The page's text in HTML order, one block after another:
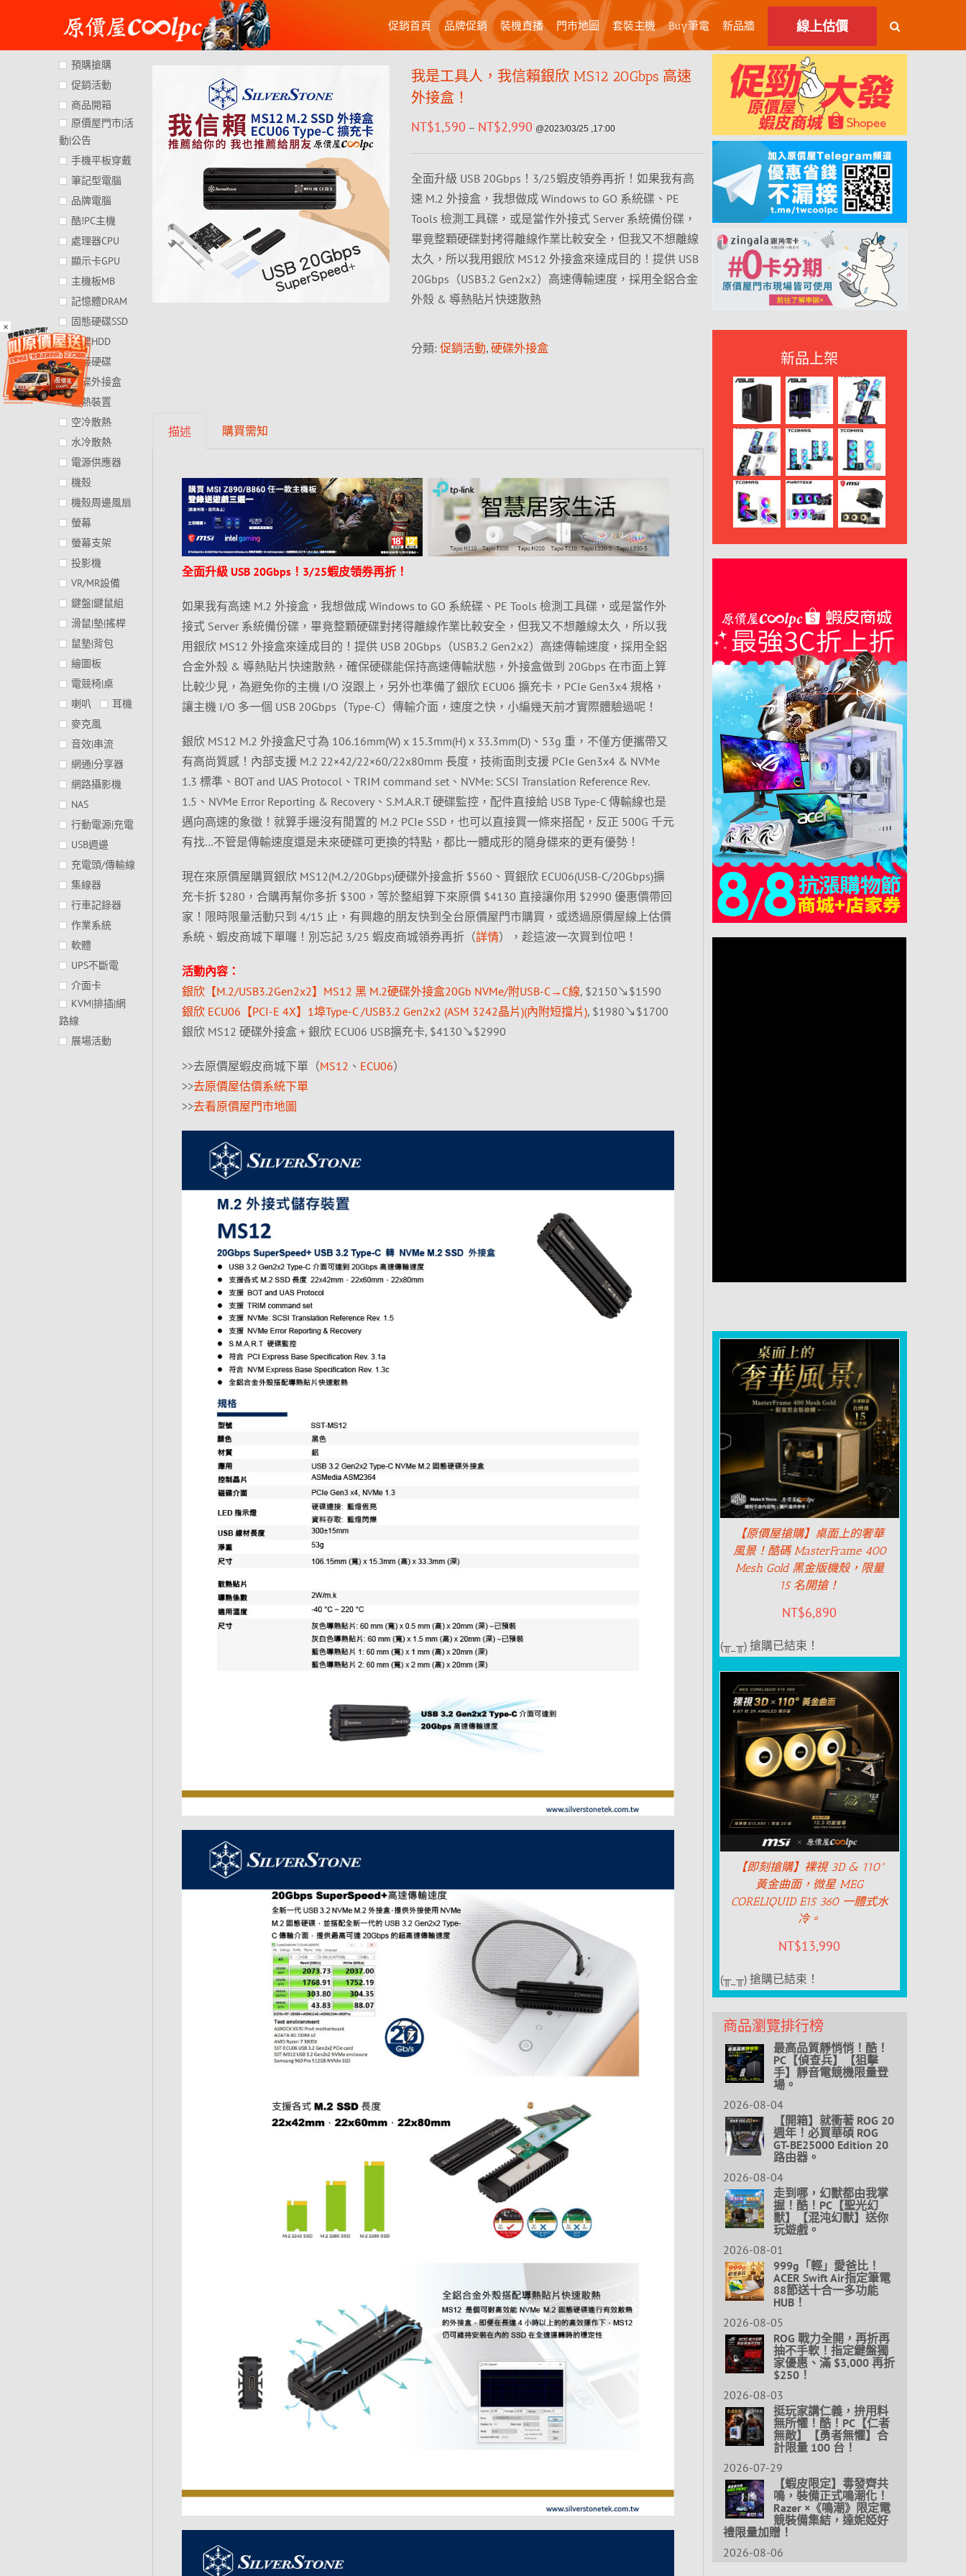
×
content
促銷首頁 品牌促銷 裝機直播 門市地圖 套裝主機 Buy筆電 新品牆 線上估價
我是工具人，我信賴銀欣 MS12 20Gbps 高速
外接盒！
NT$1,590 – NT$2,990 @2023/03/25 ,17:00
全面升級 USB 20Gbps！3/25蝦皮領券再折！如果我有高
速 M.2 外接盒，我想做成 Windows to GO 系統碟、PE
Tools 檢測工具碟，或是當作外接式 Server 系統備份碟，
畢竟整顆硬碟對拷得離線作業比較安全，但我又不想離線
太久，所以我用銀欣 MS12 外接盒來達成目的！提供 USB
20Gbps（USB3.2 Gen2x2）高速傳輸速度，採用全鋁合金
外殼 & 導熱貼片快速散熱
分類: 促銷活動, 硬碟外接盒
描述 購買需知
全面升級 USB 20Gbps！3/25蝦皮領券再折！
如果我有高速 M.2 外接盒，我想做成 Windows to GO 系統碟、PE Tools 檢測工具碟，或是當作外
接式 Server 系統備份碟，畢竟整顆硬碟對拷得離線作業比較安全，但我又不想離線太久，所以我
用銀欣 MS12 外接盒來達成目的！提供 USB 20Gbps（USB3.2 Gen2x2）高速傳輸速度，採用全鋁
合金外殼 & 導熱貼片快速散熱，確保硬碟能保持高速傳輸狀態，外接盒做到 20Gbps 在市面上算
比較少見，為避免你的主機 I/O 沒跟上，另外也準備了銀欣 ECU06 擴充卡，PCIe Gen3x4 規格，
讓主機 I/O 多一個 USB 20Gbps（Type-C）傳輸介面，速度之快，小編幾天前才實際體驗過呢！
銀欣 MS12 M.2 外接盒尺寸為 106.16mm(W) x 15.3mm(H) x 33.3mm(D)、53g 重，不僅方便攜帶又
有高尚質感！內部支援 M.2 22×42/22×60/22x80mm 長度，技術面則支援 PCIe Gen3x4 & NVMe
1.3 標準、BOT and UAS Protocol、TRIM command set、NVMe: SCSI Translation Reference Rev.
1.5、NVMe Error Reporting & Recovery、S.M.A.R.T 硬碟監控，配件直接給 USB Type-C 傳輸線也是
邁向高速的象徵！就算手邊沒有閒置的 M.2 PCIe SSD，也可以直接買一條來搭配，反正 500G 千元
有找…不管是傳輸速度還是未來硬碟可更換的特點，都比一體成形的隨身碟來的更有優勢！
現在來原價屋購買銀欣 MS12(M.2/20Gbps)硬碟外接盒折 $560、買銀欣 ECU06(USB-C/20Gbps)擴
充卡折 $280，合購再幫你多折 $300，等於整組算下來原價 $4130 直接讓你用 $2990 優惠價帶回
家！限時限量活動只到 4/15 止，有興趣的朋友快到全台原價屋門市購買，或透過原價屋線上估價
系統、蝦皮商城下單囉！別忘記 3/25 蝦皮商城領券再折（詳情），趁這波一次買到位吧！
活動內容：
銀欣【M.2/USB3.2Gen2x2】MS12 黑 M.2硬碟外接盒20Gb NVMe/附USB-C→C線, $2150↘$1590
銀欣 ECU06【PCI-E 4X】1埠Type-C /USB3.2 Gen2x2 (ASM 3242晶片)(內附短擋片), $1980↘$1700
銀欣 MS12 硬碟外接盒 + 銀欣 ECU06 USB擴充卡, $4130↘$2990
>>去原價屋蝦皮商城下單（MS12 、 ECU06）
>>去原價屋估價系統下單
>>去看原價屋門市地圖
預購搶購
促銷活動
商品開箱
原價屋門市|活
動|公告
手機平板穿戴
筆記型電腦
品牌電腦
酷!PC主機
處理器CPU
顯示卡GPU
主機板MB
記憶體DRAM
固態硬碟SSD
硬碟HDD
外接硬碟
硬碟外接盒
散熱裝置
空冷散熱
水冷散熱
電源供應器
機殼
機殼周邊風扇
螢幕
螢幕支架
投影機
VR/MR設備
鍵盤|鍵鼠組
滑鼠|墊|搖桿
鼠墊|背包
繪圖板
電競椅|桌
喇叭
耳機
麥克風
音效|串流
網通|分享器
網路攝影機
NAS
行動電源|充電
USB週邊
充電頭/傳輸線
集線器
行車記錄器
作業系統
軟體
UPS不斷電
介面卡
KVM|排插|網
路線
展場活動
新品上架
【原價屋搶購】桌面上的奢華
風景！酷碼 MasterFrame 400
Mesh Gold 黑金版機殼，限量
15 名開搶！
NT$6,890
(╥_╥) 搶購已結束！
【即刻搶購】裸視 3D & 110°
黃金曲面，微星 MEG
CORELIQUID E15 360 一體式水
冷。
NT$13,990
(╥_╥) 搶購已結束！
商品瀏覽排行榜
最高品質靜悄悄！酷！
PC【偵查兵】【狙擊
手】靜音電競機限量登
場。
2026-08-04
【開箱】就衝著 ROG 20
週年！必買華碩 ROG
GT-BE25000 Edition 20
路由器。
2026-08-04
走到哪，幻獸都由我掌
握！酷！PC【聖光幻
獸】【混沌幻獸】送你
玩遊戲。
2026-08-01
999g「輕」愛爸比！
ACER Swift Air指定筆電
88節送十合一多功能
HUB！
2026-08-05
ROG 戰力全開，再折再
抽不手軟！指定鍵盤獨
家優惠、滿 $3,000 再折
$250！
2026-08-03
挺玩家講仁義，拚用料
無所懼！酷！PC【仁者
無敵】【勇者無懼】合
計限量 100 台！
2026-07-29
【蝦皮限定】毒發齊共
鳴，裝備正式鳴潮化！
Razer ×《鳴潮》限定電
競裝備集結，達妮婭好
禮限量加贈！
2026-08-06